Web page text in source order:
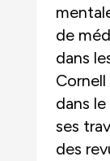
de
dans
dans
ses
des